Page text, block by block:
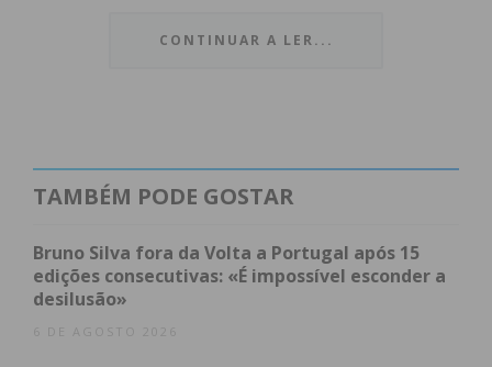
Além de Américo Francisco eJoão Grilo
Subscreva a newsletter do
Imediato
CONTINUAR A LER...
TAMBÉM PODE GOSTAR
Bruno Silva fora da Volta a Portugal após 15
edições consecutivas: «É impossível esconder a
desilusão»
6 DE AGOSTO 2026